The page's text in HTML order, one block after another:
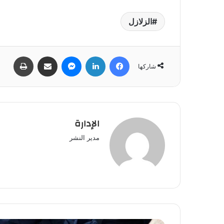
الزلازل
شاركها
فيسبوك لينكدإن ماسنجر مشاركة عبر البريد
الإدارة
مدير النشر